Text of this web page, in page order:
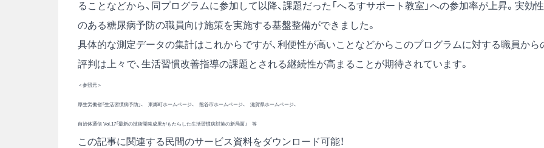
ることなどから、同プログラムに参加して以降、課題だった「へるすサポート教室」への参加率が上昇。実効性
のある糖尿病予防の職員向け施策を実施する基盤整備ができました。
具体的な測定データの集計はこれからですが、利便性が高いことなどからこのプログラムに対する職員から
評判は上々で、生活習慣改善指導の課題とされる継続性が高まることが期待されています。
＜参照元＞
厚生労働省「生活習慣病予防」、 東郷町ホームページ、 熊谷市ホームページ、 滋賀県ホームページ、
自治体通信 Vol.17「最新の技術開発成果がもたらした生活習慣病対策の新局面」 等
この記事に関連する民間のサービス資料をダウンロード可能！